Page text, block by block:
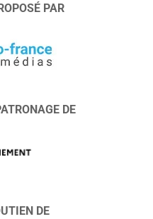
PAR
DE
DE